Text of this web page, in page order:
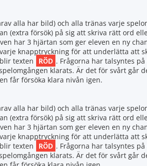
alla har bild) och alla tränas varje
(extra försök) på sig att skriva rätt ord
har 3 hjärtan som ger eleven en ny
knapptryckning för att underlätta att
texten RÖD . Frågorna har talsyntes på
klarats. Är det för svårt går
får försöka klara nivån igen.
alla har bild) och alla tränas varje
(extra försök) på sig att skriva rätt ord
har 3 hjärtan som ger eleven en ny
knapptryckning för att underlätta att
texten RÖD . Frågorna har talsyntes på
klarats. Är det för svårt går